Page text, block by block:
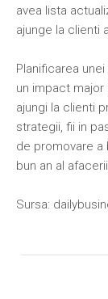
avea lista
ajunge la clienti
Planificarea
un impact major
ajungi la clienti
strategii, fii in
de promovare a
bun an al
Sursa: